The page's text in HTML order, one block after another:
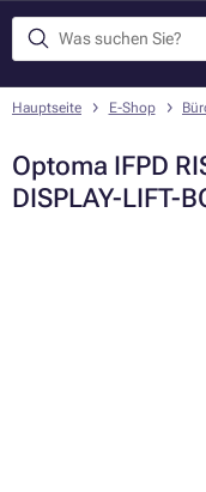
Hauptseite E-Shop
Optoma IFPD
DISPLAY-LIFT-